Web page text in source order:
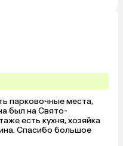
парковочные места,
был на Свято-
есть кухня, хозяйка
Спасибо большое